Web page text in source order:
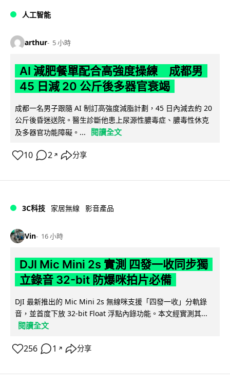
人工智能
arthur 5 小時
AI 減肥餐單配合高強度操練 成都男
45 日減 20 公斤後多器官衰竭
成都一名男子跟隨 AI 制訂高強度減脂計劃，45 日內減去約 20
公斤後昏迷送院。醫生診斷他患上尿源性膿毒症、膿毒性休克
及多器官功能障礙。...
閱讀全文
10 2 ↗ 分享
3C科技 家居無線 影音產品
Vin 16 小時
DJI Mic Mini 2s 實測 四發一收同步獨
立錄音 32-bit 防爆咪拍片必備
DJI 最新推出的 Mic Mini 2s 無線咪支援「四發一收」分軌錄
音，並首度下放 32-bit Float 浮點內錄功能。本文經實測其...
閱讀全文
256 1 ↗ 分享